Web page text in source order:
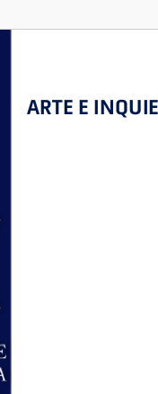
ARTE E